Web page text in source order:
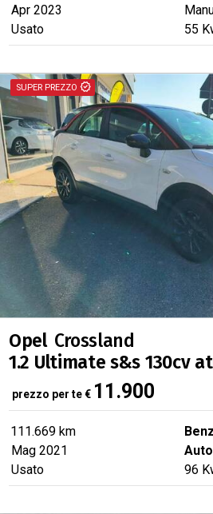
PRONTA CONSEGNA
Apr 2023
Usato
55
Opel Crossland
1.2 Ultimate s&s 130cv
prezzo per te€ 11.900
111.669 km
Mag 2021
Usato
96